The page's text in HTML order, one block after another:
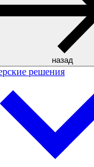
назад
решения